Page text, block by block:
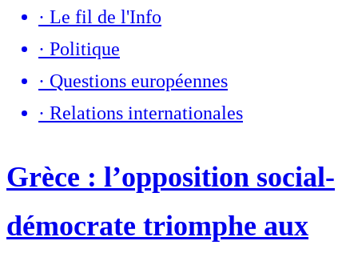
· Le fil de l'Info
· Politique
· Questions européennes
· Relations internationales
Grèce : l’opposition social-
démocrate triomphe aux